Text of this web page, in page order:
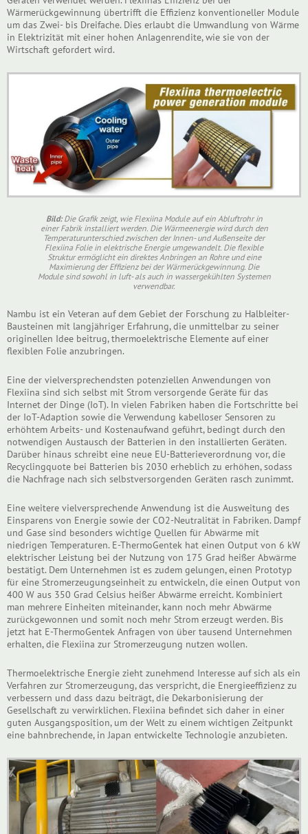
Wärmerückgewinnung übertrifft die Effizienz konventioneller Module
um das Zwei- bis Dreifache. Dies erlaubt die Umwandlung von Wärme
in Elektrizität mit einer hohen Anlagenrendite, wie sie von der
Wirtschaft gefordert wird.
Bild:Die Grafik zeigt, wie Flexiina Module auf ein Abluftrohr in
einer Fabrik installiert werden. Die Wärmeenergie wird durch den
Temperaturunterschied zwischen der Innen- und Außenseite der
Flexiina Folie in elektrische Energie umgewandelt. Die flexible
Struktur ermöglicht ein direktes Anbringen an Rohre und eine
Maximierung der Effizienz bei der Wärmerückgewinnung. Die
Module sind sowohl in luft- als auch in wassergekühlten Systemen
verwendbar.
Nambu ist ein Veteran auf dem Gebiet der Forschung zu Halbleiter-
Bausteinen mit langjähriger Erfahrung, die unmittelbar zu seiner
originellen Idee beitrug, thermoelektrische Elemente auf einer
flexiblen Folie anzubringen.
Eine der vielversprechendsten potenziellen Anwendungen von
Flexiina sind sich selbst mit Strom versorgende Geräte für das
Internet der Dinge (IoT). In vielen Fabriken haben die Fortschritte bei
der IoT-Adaption sowie die Verwendung kabelloser Sensoren zu
erhöhtem Arbeits- und Kostenaufwand geführt, bedingt durch den
notwendigen Austausch der Batterien in den installierten Geräten.
Darüber hinaus schreibt eine neue EU-Batterieverordnung vor, die
Recyclingquote bei Batterien bis 2030 erheblich zu erhöhen, sodass
die Nachfrage nach sich selbstversorgenden Geräten rasch zunimmt.
Eine weitere vielversprechende Anwendung ist die Ausweitung des
Einsparens von Energie sowie der CO2-Neutralität in Fabriken. Dampf
und Gase sind besonders wichtige Quellen für Abwärme mit
niedrigen Temperaturen. E-ThermoGentek hat einen Output von 6 kW
elektrischer Leistung bei der Nutzung von 175 Grad heißer Abwärme
bestätigt. Dem Unternehmen ist es zudem gelungen, einen Prototyp
für eine Stromerzeugungseinheit zu entwickeln, die einen Output von
400 W aus 350 Grad Celsius heißer Abwärme erreicht. Kombiniert
man mehrere Einheiten miteinander, kann noch mehr Abwärme
zurückgewonnen und somit noch mehr Strom erzeugt werden. Bis
jetzt hat E-ThermoGentek Anfragen von über tausend Unternehmen
erhalten, die Flexiina zur Stromerzeugung nutzen wollen.
Thermoelektrische Energie zieht zunehmend Interesse auf sich als ein
Verfahren zur Stromerzeugung, das verspricht, die Energieeffizienz zu
verbessern und dass dazu beiträgt, die Dekarbonisierung der
Gesellschaft zu verwirklichen. Flexiina befindet sich daher in einer
guten Ausgangsposition, um der Welt zu einem wichtigen Zeitpunkt
eine bahnbrechende, in Japan entwickelte Technologie anzubieten.